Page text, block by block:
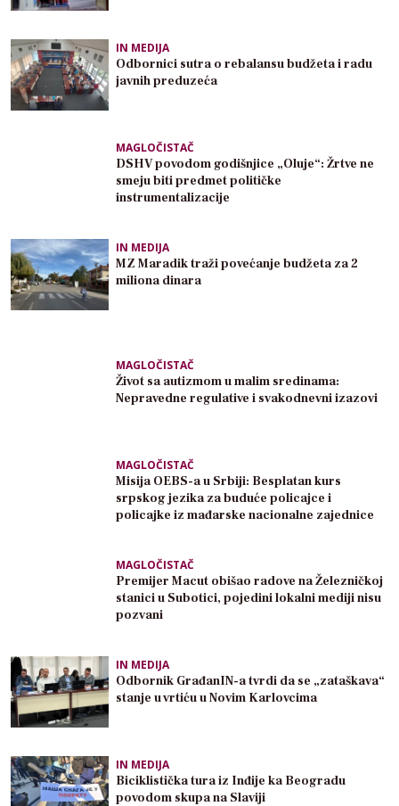
IN MEDIJA
Odbornici sutra o rebalansu budžeta i radu
javnih preduzeća
MAGLOČISTAČ
DSHV povodom godišnjice „Oluje“: Žrtve ne
smeju biti predmet političke
instrumentalizacije
IN MEDIJA
MZ Maradik traži povećanje budžeta za 2
miliona dinara
MAGLOČISTAČ
Život sa autizmom u malim sredinama:
Nepravedne regulative i svakodnevni izazovi
MAGLOČISTAČ
Misija OEBS-a u Srbiji: Besplatan kurs
srpskog jezika za buduće policajce i
policajke iz mađarske nacionalne zajednice
MAGLOČISTAČ
Premijer Macut obišao radove na Železničkoj
stanici u Subotici, pojedini lokalni mediji nisu
pozvani
IN MEDIJA
Odbornik GrađanIN-a tvrdi da se „zataškava“
stanje u vrtiću u Novim Karlovcima
IN MEDIJA
Biciklistička tura iz Inđije ka Beogradu
povodom skupa na Slaviji